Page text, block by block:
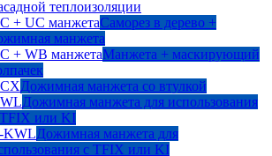
теплоизоляции
+ UC манжетаСаморез в дерево +
манжета
+ WB манжетаМанжета + маскирующий
Дожимная манжета со втулкой
Дожимная манжета для использования
или KI
KWLДожимная манжета для
с TFIX или KI